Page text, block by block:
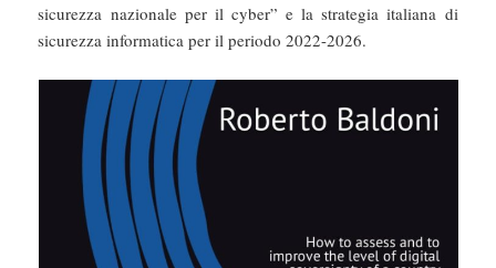
sicurezza nazionale per il cyber” e la strategia italiana di
sicurezza informatica per il periodo 2022-2026.